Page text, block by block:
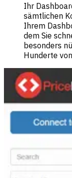
Ihr
sämtlichen
Ihrem
dem Sie
besonders
Hunderte